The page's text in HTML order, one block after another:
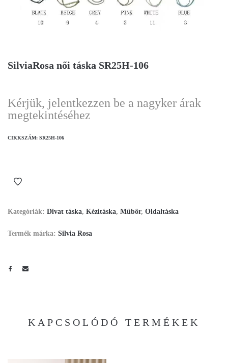
SilviaRosa női táska SR25H-106
Kérjük, jelentkezzen be a nagyker árak
megtekintéséhez
CIKKSZÁM: SR25H-106
Kategóriák: Divat táska, Kézitáska, Műbőr, Oldaltáska
Termék márka: Silvia Rosa
KAPCSOLÓDÓ TERMÉKEK